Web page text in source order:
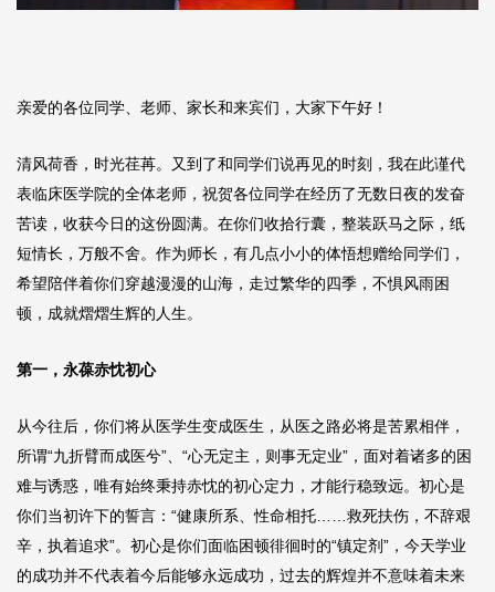
亲爱的各位同学、老师、家长和来宾们，大家下午好！
清风荷香，时光荏苒。又到了和同学们说再见的时刻，我在此谨代
表临床医学院的全体老师，祝贺各位同学在经历了无数日夜的发奋
苦读，收获今日的这份圆满。在你们收拾行囊，整装跃马之际，纸
短情长，万般不舍。作为师长，有几点小小的体悟想赠给同学们，
希望陪伴着你们穿越漫漫的山海，走过繁华的四季，不惧风雨困
顿，成就熠熠生辉的人生。
第一，永葆赤忱初心
从今往后，你们将从医学生变成医生，从医之路必将是苦累相伴，
所谓“九折臂而成医兮”、“心无定主，则事无定业”，面对着诸多的困
难与诱惑，唯有始终秉持赤忱的初心定力，才能行稳致远。初心是
你们当初许下的誓言：“健康所系、性命相托……救死扶伤，不辞艰
辛，执着追求”。初心是你们面临困顿徘徊时的“镇定剂”，今天学业
的成功并不代表着今后能够永远成功，过去的辉煌并不意味着未来